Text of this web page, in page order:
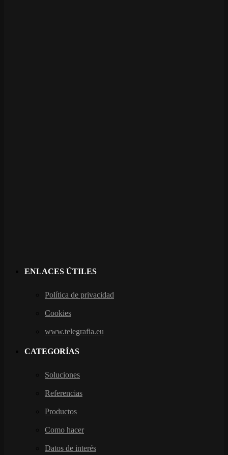
ENLACES ÚTILES
Política de privacidad
Cookies
www.telegrafia.eu
CATEGORÍAS
Soluciones
Referencias
Productos
Como hacer
Datos de interés